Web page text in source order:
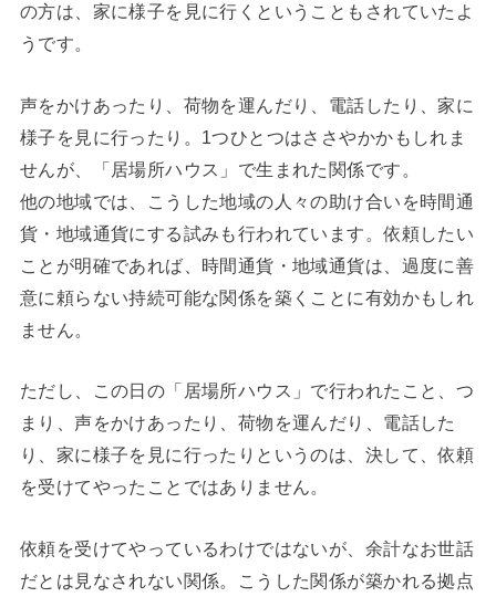
の方は、家に様子を見に行くということもされていたよ
うです。
声をかけあったり、荷物を運んだり、電話したり、家に
様子を見に行ったり。1つひとつはささやかかもしれま
せんが、「居場所ハウス」で生まれた関係です。
他の地域では、こうした地域の人々の助け合いを時間通
貨・地域通貨にする試みも行われています。依頼したい
ことが明確であれば、時間通貨・地域通貨は、過度に善
意に頼らない持続可能な関係を築くことに有効かもしれ
ません。
ただし、この日の「居場所ハウス」で行われたこと、つ
まり、声をかけあったり、荷物を運んだり、電話した
り、家に様子を見に行ったりというのは、決して、依頼
を受けてやったことではありません。
依頼を受けてやっているわけではないが、余計なお世話
だとは見なされない関係。こうした関係が築かれる拠点